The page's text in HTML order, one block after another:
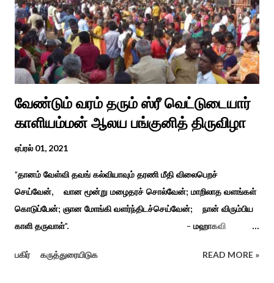
வேண்டும் வரம் தரும் ஸ்ரீ வெட்டுடையார்
காளியம்மன் ஆலய பங்குனித் திருவிழா
ஏப்ரல் 01, 2021
"தானம் வேள்வி தவங் கல்வியாவும் தரணி மீதி விலைபெறச்
செய்வேன், வான மூன்று மழைதரச் சொல்வேன்; மாறிலாத வளங்கள்
கொடுப்பேன்; ஞான மோங்கி வளர்ந்திடச்செய்வேன்; நான் விரும்பிய
காளி தருவாள்". - மஹாகவி
கொல்லங்குடி கிராம பக்தரின் கனவில் அய்யனார் தோன்றி
பகிர் கருத்துரையிடுக READ MORE »